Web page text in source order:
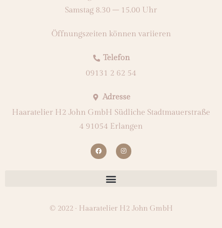
Samstag 8.30 – 15.00 Uhr
Öffnungszeiten können variieren
Telefon
09131 2 62 54
Adresse
Haaratelier H2 John GmbH Südliche Stadtmauerstraße
4 91054 Erlangen
© 2022 · Haaratelier H2 John GmbH